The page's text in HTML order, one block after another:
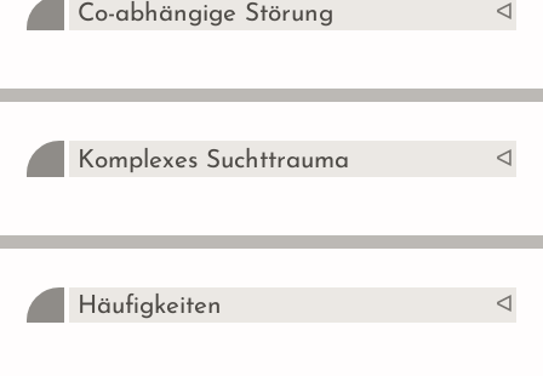
Co-abhängige Störung
Komplexes Suchttrauma
Häufigkeiten